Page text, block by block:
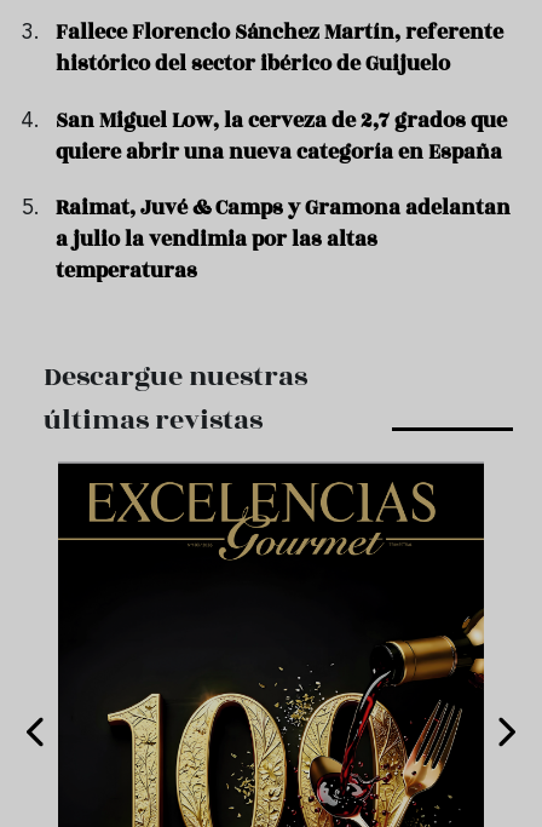
Fallece Florencio Sánchez Martín, referente
histórico del sector ibérico de Guijuelo
San Miguel Low, la cerveza de 2,7 grados que
quiere abrir una nueva categoría en España
Raimat, Juvé & Camps y Gramona adelantan
a julio la vendimia por las altas
temperaturas
Descargue nuestras
últimas revistas